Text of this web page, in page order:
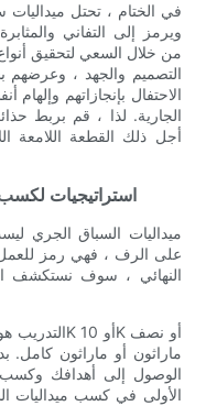
في الختام ، تحتل
ويرمز إلى التفاني
من خلال السعي لتحقيق
التصميم والجهد ،
الاحتفال بإنجازاتهم
الجارية. لذا ، قم بربط
أجل ذلك القطعة اللامعة
- استراتيجيات
ميداليات السباق الجري
على الرف ، فهي رمز للعمل
النهائي ، سوف نستكشف
ماراثون أو ماراثون
الوصول إلى أهدافك وكسب
الأولى في كسب